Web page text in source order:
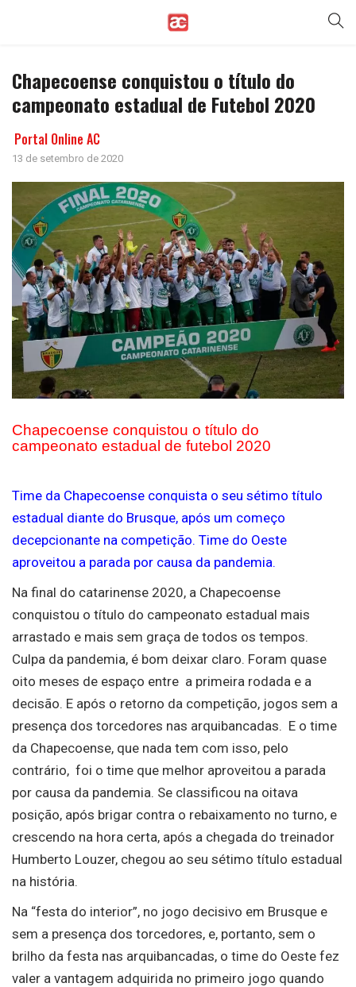
Chapecoense conquistou o título do
campeonato estadual de Futebol 2020
Portal Online AC
13 de setembro de 2020
Chapecoense conquistou o título do
campeonato estadual de futebol 2020
Time da Chapecoense conquista o seu sétimo título
estadual diante do Brusque, após um começo
decepcionante na competição. Time do Oeste
aproveitou a parada por causa da pandemia.
Na final do catarinense 2020, a Chapecoense
conquistou o título do campeonato estadual mais
arrastado e mais sem graça de todos os tempos.
Culpa da pandemia, é bom deixar claro. Foram quase
oito meses de espaço entre a primeira rodada e a
decisão. E após o retorno da competição, jogos sem a
presença dos torcedores nas arquibancadas. E o time
da Chapecoense, que nada tem com isso, pelo
contrário, foi o time que melhor aproveitou a parada
por causa da pandemia. Se classificou na oitava
posição, após brigar contra o rebaixamento no turno, e
crescendo na hora certa, após a chegada do treinador
Humberto Louzer, chegou ao seu sétimo título estadual
na história.
Na “festa do interior”, no jogo decisivo em Brusque e
sem a presença dos torcedores, e, portanto, sem o
brilho da festa nas arquibancadas, o time do Oeste fez
valer a vantagem adquirida no primeiro jogo quando